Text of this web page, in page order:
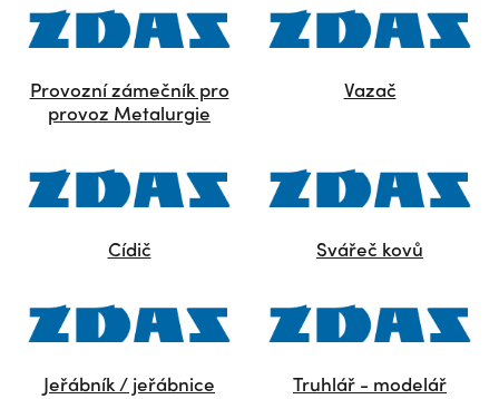
Provozní zámečník pro
provoz Metalurgie
Vazač
Cídič Svářeč kovů
Jeřábník / jeřábnice Truhlář - modelář